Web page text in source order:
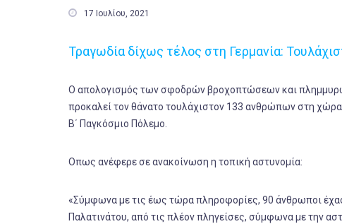
 17 Ιουλίου, 2021
Τραγωδία δίχως τέλος στη Γερμανία:
Ο απολογισμός των σφοδρών βροχοπτώσεων και
προκαλεί τον θάνατο τουλάχιστον 133 ανθρώπων στη
Β΄ Παγκόσμιο Πόλεμο.
Οπως ανέφερε σε ανακοίνωση η τοπική αστυνομία:
«Σύμφωνα με τις έως τώρα πληροφορίες, 90 άνθρωποι
Παλατινάτου, από τις πλέον πληγείσες, σύμφωνα με την